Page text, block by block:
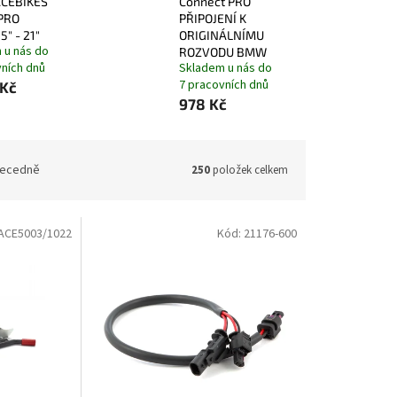
- 21"
nás do
dnů
PŘIPOJENÍ K
ORIGINÁLNÍMU
ROZVODU BMW
Skladem u nás do
7 pracovních dnů
978 Kč
250položek celkem
1022 Kód: 21176-600